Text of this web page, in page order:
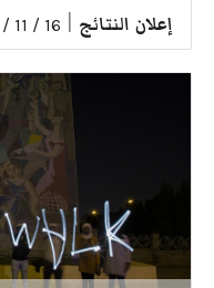
إعلان النتائج 16 / 11 / 2026